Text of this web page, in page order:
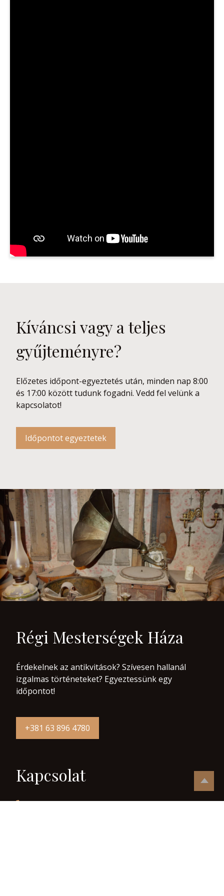
Kíváncsi vagy a teljes
gyűjteményre?
Előzetes időpont-egyeztetés után, minden nap 8:00
és 17:00 között tudunk fogadni. Vedd fel velünk a
kapcsolatot!
Időpontot egyeztetek
Régi Mesterségek Háza
Érdekelnek az antikvitások? Szívesen hallanál
izgalmas történeteket? Egyeztessünk egy
időpontot!
+381 63 896 4780
Kapcsolat